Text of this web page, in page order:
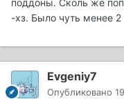
поддоны. Сколь же
-хз. Было чуть менее 2
Evgeniy7
Опубликовано